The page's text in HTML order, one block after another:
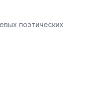
поэтических